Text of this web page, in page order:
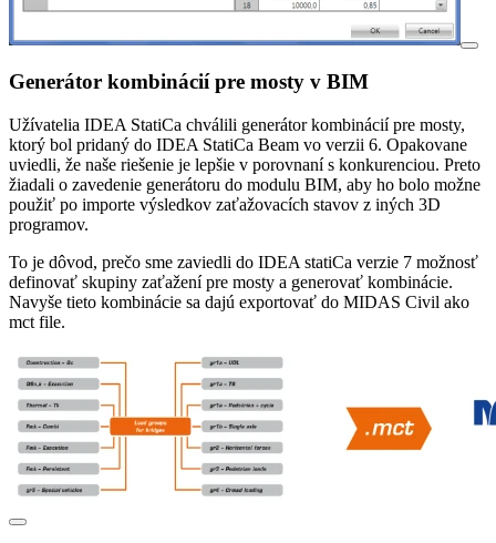
Generátor kombinácií pre mosty v BIM
Užívatelia IDEA StatiCa chválili generátor kombinácií pre mosty,
ktorý bol pridaný do IDEA StatiCa Beam vo verzii 6. Opakovane
uviedli, že naše riešenie je lepšie v porovnaní s konkurenciou. Preto
žiadali o zavedenie generátoru do modulu BIM, aby ho bolo možne
použiť po importe výsledkov zaťažovacích stavov z iných 3D
programov.
To je dôvod, prečo sme zaviedli do IDEA statiCa verzie 7 možnosť
definovať skupiny zaťažení pre mosty a generovať kombinácie.
Navyše tieto kombinácie sa dajú exportovať do MIDAS Civil ako
mct file.